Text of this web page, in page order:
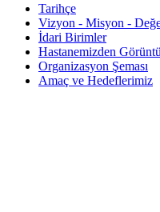
Tarihçe
Vizyon - Misyon -
İdari Birimler
Hastanemizden
Organizasyon Şeması
Amaç ve Hedeflerimiz